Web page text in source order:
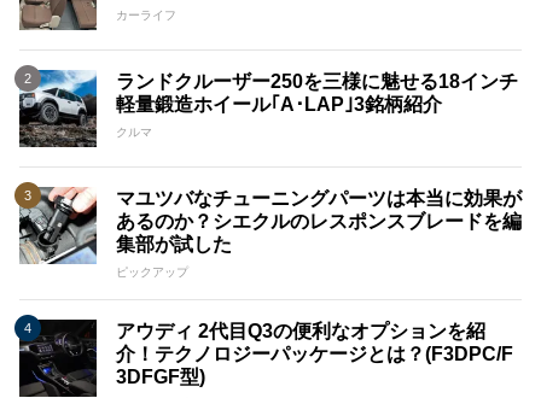
カーライフ
ランドクルーザー250を三様に魅せる18インチ
軽量鍛造ホイール｢A･LAP｣3銘柄紹介
クルマ
マユツバなチューニングパーツは本当に効果が
あるのか？シエクルのレスポンスブレードを編
集部が試した
ピックアップ
アウディ 2代目Q3の便利なオプションを紹
介！テクノロジーパッケージとは？(F3DPC/F
3DFGF型)